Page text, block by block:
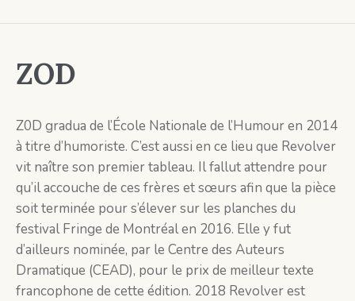
ZOD
Z0D gradua de l’École Nationale de l’Humour en 2014
à titre d’humoriste. C’est aussi en ce lieu que Revolver
vit naître son premier tableau. Il fallut attendre pour
qu’il accouche de ces frères et sœurs afin que la pièce
soit terminée pour s’élever sur les planches du
festival Fringe de Montréal en 2016. Elle y fut
d’ailleurs nominée, par le Centre des Auteurs
Dramatique (CEAD), pour le prix de meilleur texte
francophone de cette édition. 2018 Revolver est